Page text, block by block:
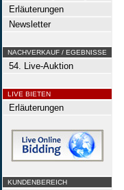
Erläuterungen
Newsletter
NACHVERKAUF / EGEBNISSE
54. Live-Auktion
LIVE BIETEN
Erläuterungen
KUNDENBEREICH